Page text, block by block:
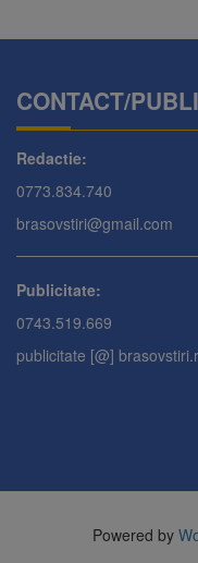
CONTACT/
Redactie:
0773.834.740
brasovstiri@gmail.com
Publicitate:
0743.519.669
publicitate [@]
Powered by